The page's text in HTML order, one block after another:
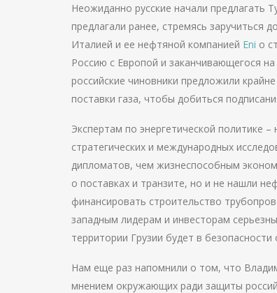
Неожиданно русские начали предлагать
предлагали ранее, стремясь заручиться
Италией и ее нефтяной компанией Eni о
Россию с Европой и заканчивающегося
российские чиновники предложили
поставки газа, чтобы добиться
Экспертам по энергетической политике
стратегических и международных
дипломатов, чем жизнеспособным
о поставках и транзите, но и не нашли
финансировать строительство
западным лидерам и инвесторам
территории Грузии будет в
Нам еще раз напомнили о том, что
мнением окружающих ради защиты